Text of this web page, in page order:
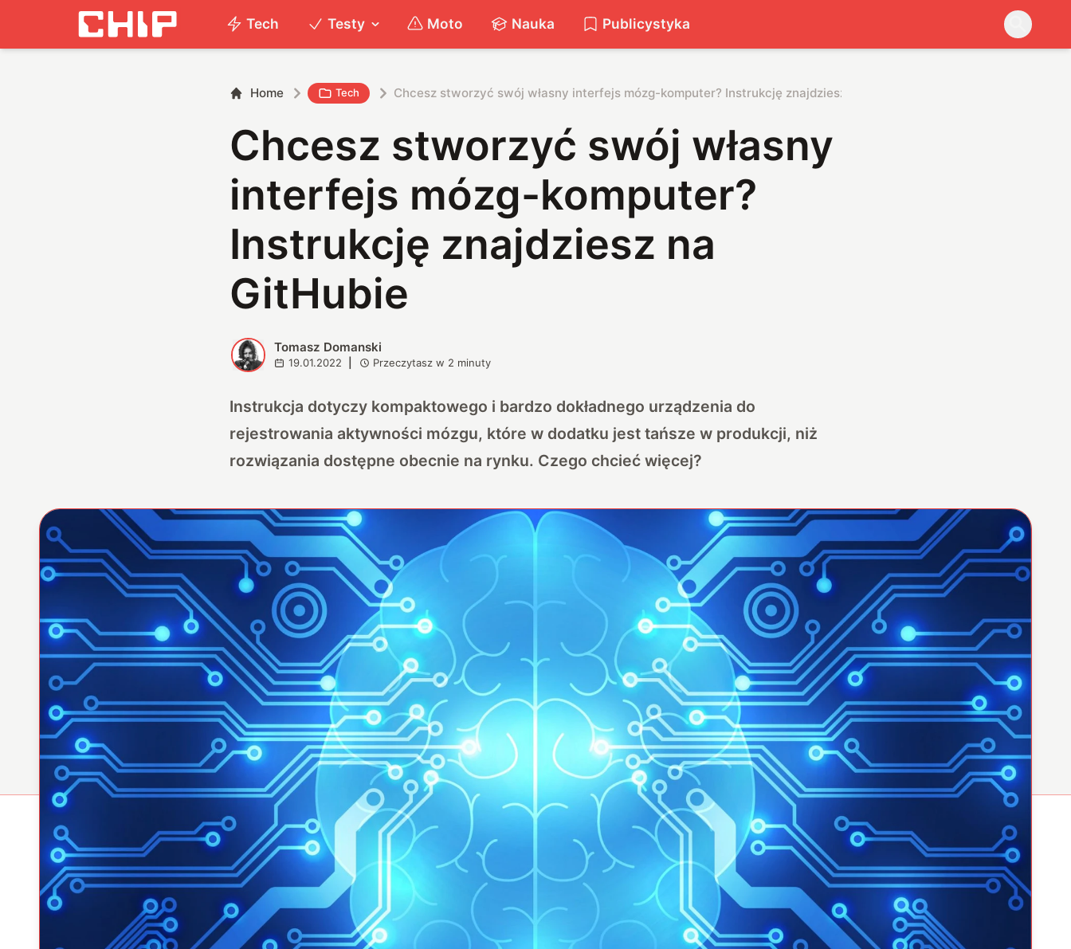
Tech Testy Moto Nauka Publicystyka
Home Tech Chcesz stworzyć swój własny interfejs mózg-komputer? Instrukcję znajdziesz na GitHubie
Chcesz stworzyć swój własny
interfejs mózg-komputer?
Instrukcję znajdziesz na
GitHubie
T Tomasz Domanski
19.01.2022 Przeczytasz w 2 minuty
Instrukcja dotyczy kompaktowego i bardzo dokładnego urządzenia do
rejestrowania aktywności mózgu, które w dodatku jest tańsze w produkcji, niż
rozwiązania dostępne obecnie na rynku. Czego chcieć więcej?